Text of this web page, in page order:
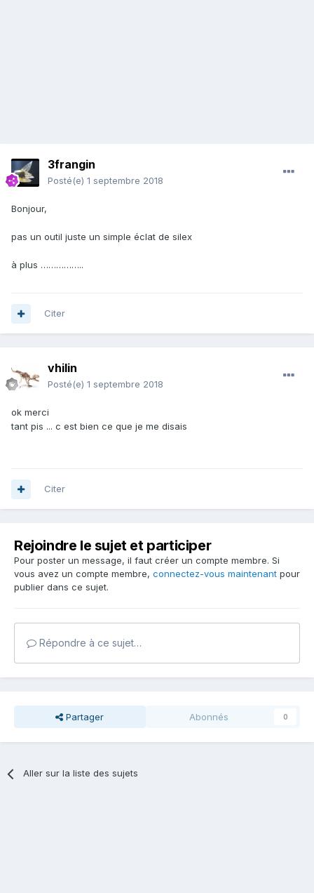
3frangin
Posté(e) 1 septembre 2018
Bonjour,
pas un outil juste un simple éclat de silex
à plus ……………..
Citer
vhilin
Posté(e) 1 septembre 2018
ok merci
tant pis ... c est bien ce que je me disais
Citer
Rejoindre le sujet et participer
Pour poster un message, il faut créer un compte membre. Si
vous avez un compte membre, connectez-vous maintenant pour
publier dans ce sujet.
Répondre à ce sujet…
Partager Abonnés 0
Aller sur la liste des sujets